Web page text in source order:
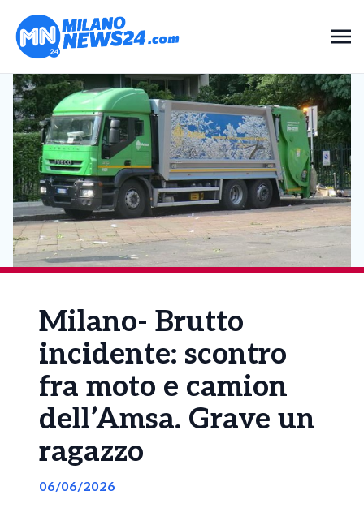
Milano- Brutto
incidente: scontro
fra moto e camion
dell’Amsa. Grave un
ragazzo
06/06/2026